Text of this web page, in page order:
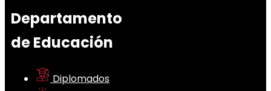
Departamento
de Educación
Diplomados